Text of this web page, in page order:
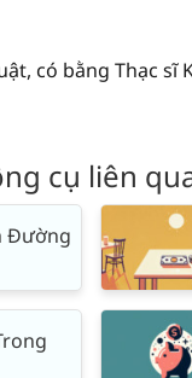
có bằng Thạc sĩ
cụ liên
Đường